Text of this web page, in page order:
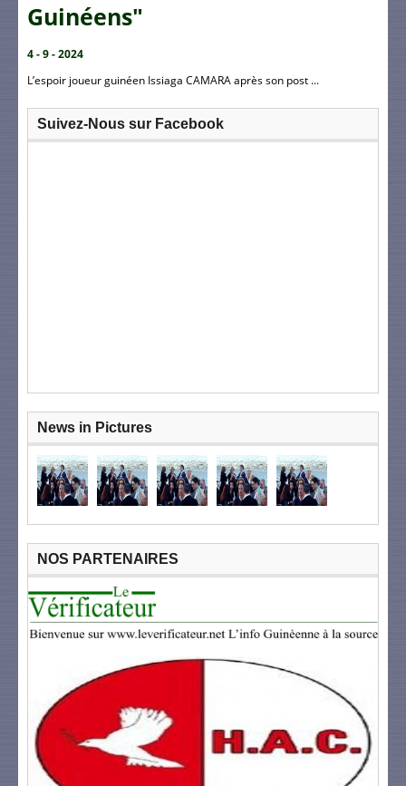
Guinéens"
4 - 9 - 2024
L’espoir joueur guinéen Issiaga CAMARA après son post ...
Suivez-Nous sur Facebook
News in Pictures
NOS PARTENAIRES